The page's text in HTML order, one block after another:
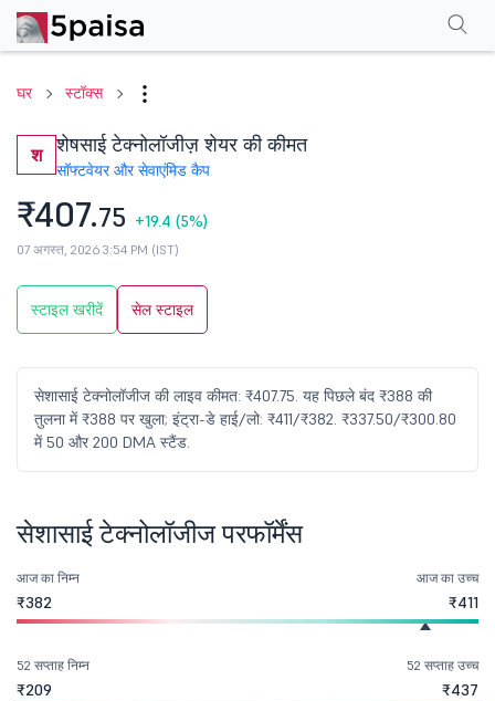
घर स्टॉक्स
श शेषसाई टेक्नोलॉजीज़ शेयर की कीमत
सॉफ्टवेयर और सेवाएंमिड कैप
₹407.75 +19.4 (5%)
07 अगस्त, 2026 3:54 PM (IST)
स्टाइल खरीदें सेल स्टाइल
सेशासाई टेक्नोलॉजीज की लाइव कीमत: ₹407.75. यह पिछले बंद ₹388 की
तुलना में ₹388 पर खुला; इंट्रा-डे हाई/लो: ₹411/₹382. ₹337.50/₹300.80
में 50 और 200 DMA स्टैंड.
परफॉर्मेंसफाइनेंशियल्स सामान्य प्रश्न
सेशासाई टेक्नोलॉजीज परफॉर्मेंस
आज का निम्न
₹382
आज का उच्च
₹411
52 सप्ताह निम्न
₹209
52 सप्ताह उच्च
₹437